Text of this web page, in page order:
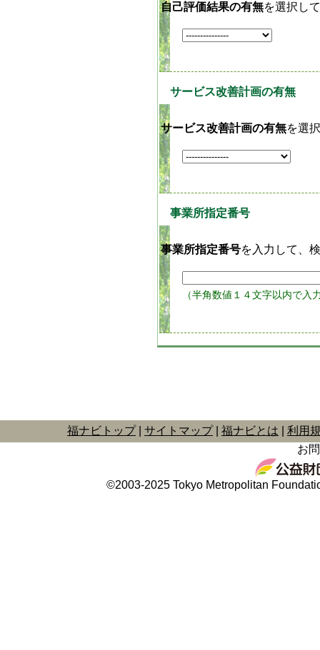
自己評価結果の有無を選択し
サービス改善計画の有無
サービス改善計画の有無を選
事業所指定番号
事業所指定番号を入力して、
（半角数値１４文字以内で入
福ナビトップ サイトマップ 福ナビとは
利用
お
©2003-2025 Tokyo Metropolitan